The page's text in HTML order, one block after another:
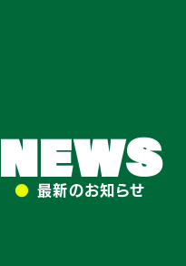
NEWS
● 最新のお知らせ